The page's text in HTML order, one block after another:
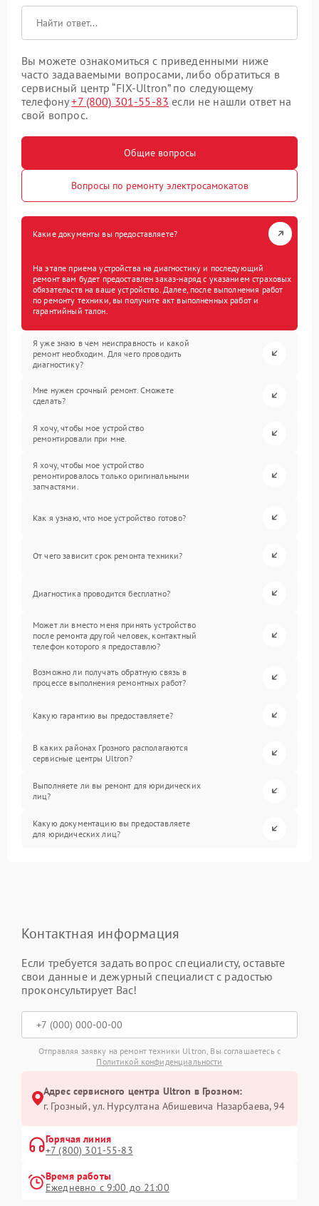
Вы можете ознакомиться с приведенными ниже
часто задаваемыми вопросами, либо обратиться в
сервисный центр “FIX-Ultron” по следующему
телефону+7 (800) 301-55-83 если не нашли ответ на
свой вопрос.
Общие вопросы
Вопросы по ремонту электросамокатов
Какие документы вы предоставляете?
На этапе приема устройства на диагностику и последующий
ремонт вам будет предоставлен заказ-наряд с указанием страховых
обязательств на ваше устройство. Далее, после выполнения работ
по ремонту техники, вы получите акт выполненных работ и
гарантийный талон.
Я уже знаю в чем неисправность и какой
ремонт необходим. Для чего проводить
диагностику?
Мне нужен срочный ремонт. Сможете
сделать?
Я хочу, чтобы мое устройство
ремонтировали при мне.
Я хочу, чтобы мое устройство
ремонтировалось только оригинальными
запчастями.
Как я узнаю, что мое устройство готово?
От чего зависит срок ремонта техники?
Диагностика проводится бесплатно?
Может ли вместо меня принять устройство
после ремонта другой человек, контактный
телефон которого я предоставлю?
Возможно ли получать обратную связь в
процессе выполнения ремонтных работ?
Какую гарантию вы предоставляете?
В каких районах Грозного располагаются
сервисные центры Ultron?
Выполняете ли вы ремонт для юридических
лиц?
Какую документацию вы предоставляете
для юридических лиц?
Контактная информация
Если требуется задать вопрос специалисту, оставьте
свои данные и дежурный специалист с радостью
проконсультирует Вас!
Отправляя заявку на ремонт техники Ultron, Вы соглашаетесь с
Политикой конфиденциальности
Адрес сервисного центра Ultron в Грозном:
г. Грозный, ул. Нурсултана Абишевича Назарбаева, 94
Горячая линия
+7 (800) 301-55-83
Время работы
Ежедневно с 9:00 до 21:00